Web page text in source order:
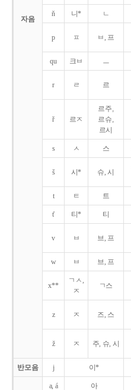
자음
ň 니* ㄴ
p ㅍ ㅂ, 프
qu 크ㅂ ㅡ
r ㄹ 르
ř 르ㅈ
르주,
르슈,
르시
s ㅅ 스
š 시* 슈, 시
t ㅌ 트
t' 티* 티
v ㅂ 브, 프
w ㅂ 브, 프
x**
ㄱㅅ,
ㅈ
ㄱ스
z ㅈ 즈, 스
ž ㅈ 주, 슈, 시
반모음 j 이*
a, á 아